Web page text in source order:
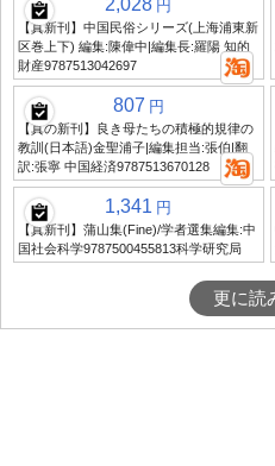
2,028 円
【真新刊】中国民俗シリーズ(上海浦東新
区巻上下) 編集:陳偉中|編集長:羅陽 知的
財産9787513042697
807 円
【真の新刊】良き母たちの積極的規律の
教訓(日本語)金聖浦子|編集担当:張伯|翻
訳:張寧 中国経済9787513670128
1,341 円
【真新刊】蒲山集(Fine)/学者選集編集:中
国社会科学9787500455813科学研究局
更に読